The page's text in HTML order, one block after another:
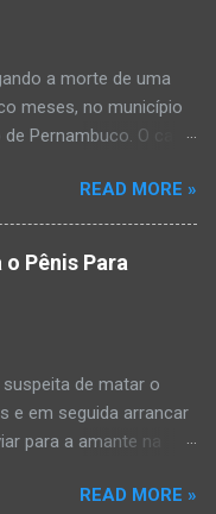
a morte de uma
meses, no município
Pernambuco. O caso
PM diz que, na segunda-
verificar uma
de vulnerável,
chegar ao local a
de desidratação
ruptura anal
que a criança
a PM, os pais só
READ MORE »
Pênis Para
de matar o
e em seguida arrancar
para a amante na
o G1, o delegado
READ MORE »